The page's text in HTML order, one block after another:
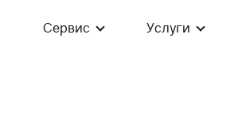
Сервис Услуги